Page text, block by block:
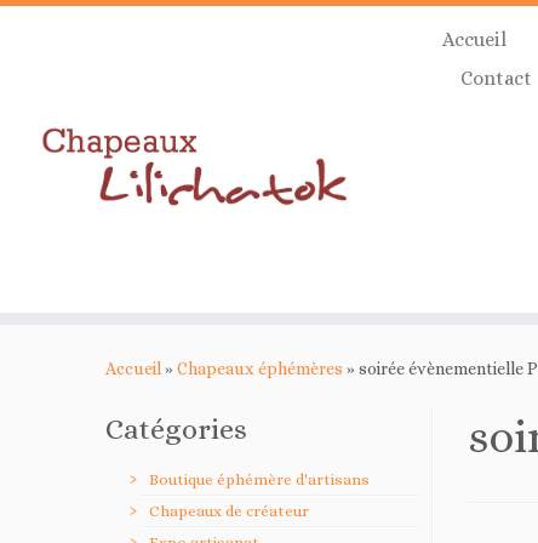
Skip
Accueil
Contact
Accueil» Chapeaux éphémères » soirée évènementielle
Catégories
Boutique éphémère d'artisans
Chapeaux de créateur